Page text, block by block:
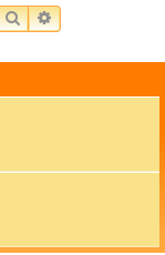
SUCHEERWEITERTE